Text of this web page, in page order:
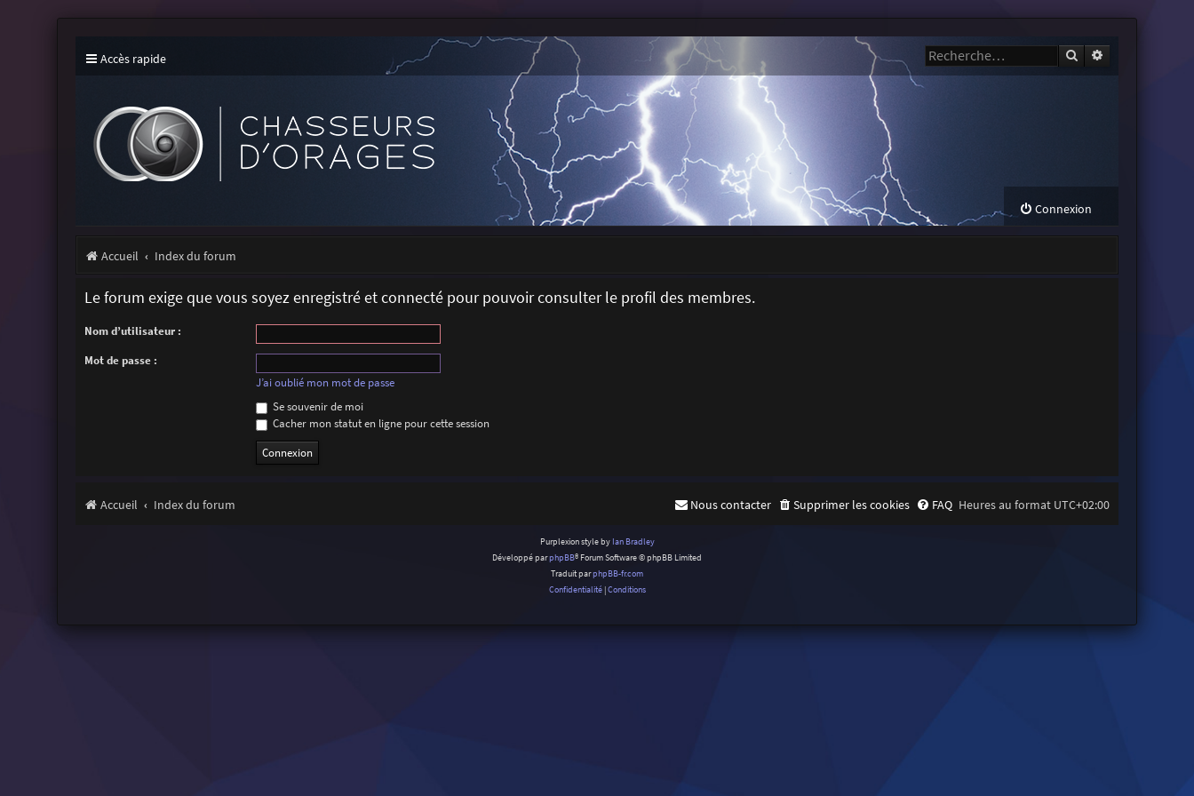
Accès rapide Rechercher
Connexion
Accueil Index du forum
Le forum exige que vous soyez enregistré et connecté pour pouvoir consulter le profil des membres.
Nom d’utilisateur :
Mot de passe :
J’ai oublié mon mot de passe
Se souvenir de moi
Cacher mon statut en ligne pour cette session
Accueil Index du forum Heures au format UTC+02:00
FAQ
Supprimer les cookies
Nous contacter
Purplexion style by Ian Bradley
Développé parphpBB® Forum Software © phpBB Limited
Traduit parphpBB-fr.com
Confidentialité|Conditions